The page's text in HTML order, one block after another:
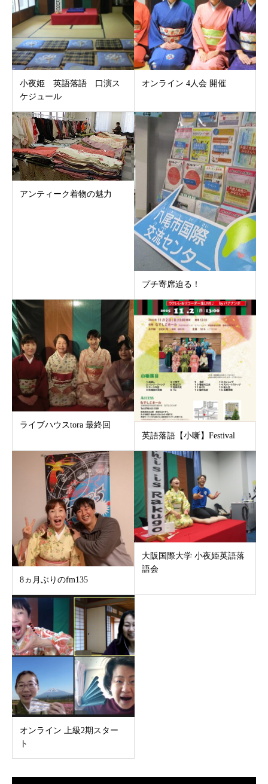
小夜姫 英語落語 口演ス
ケジュール
オンライン 4人会 開催
アンティーク着物の魅力
プチ寄席迫る！
ライブハウスtora 最終回
英語落語【小噺】Festival
8ヵ月ぶりのfm135
大阪国際大学 小夜姫英語落
語会
オンライン 上級2期スター
ト